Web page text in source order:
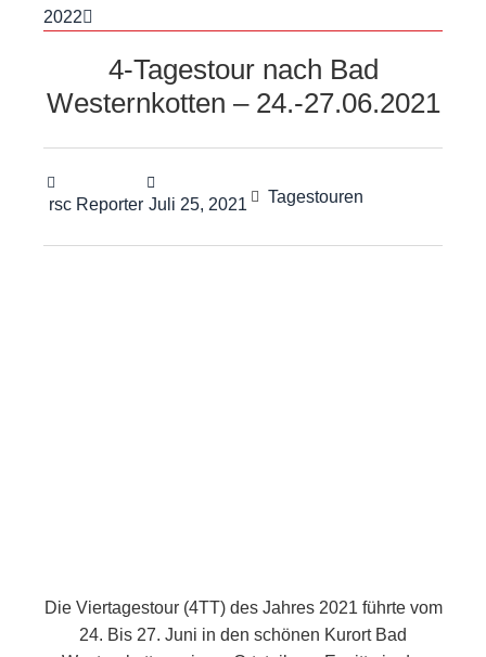
2022
4-Tagestour nach Bad
Westernkotten – 24.-27.06.2021
rsc Reporter Juli 25, 2021 Tagestouren
Die Viertagestour (4TT) des Jahres 2021 führte vom
24. Bis 27. Juni in den schönen Kurort Bad